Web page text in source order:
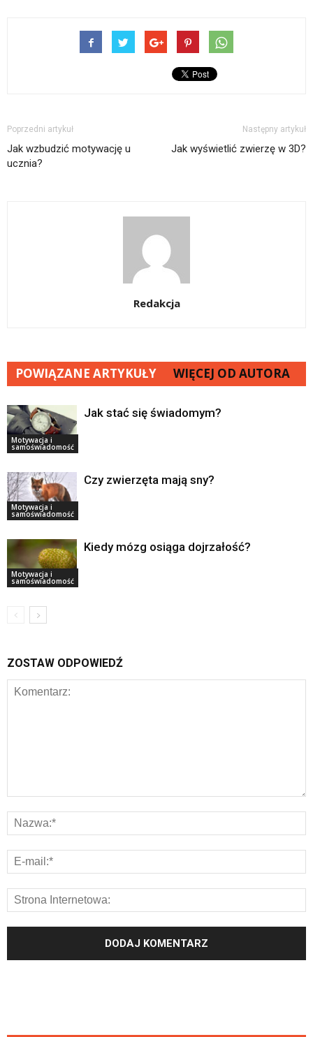
Poprzedni artykuł
Jak wzbudzić motywację u
ucznia?
Następny artykuł
Jak wyświetlić zwierzę w 3D?
Redakcja
POWIĄZANE ARTYKUŁY WIĘCEJ OD AUTORA
Motywacja i
samoświadomość
Jak stać się świadomym?
Motywacja i
samoświadomość
Czy zwierzęta mają sny?
Motywacja i
samoświadomość
Kiedy mózg osiąga dojrzałość?
ZOSTAW ODPOWIEDŹ